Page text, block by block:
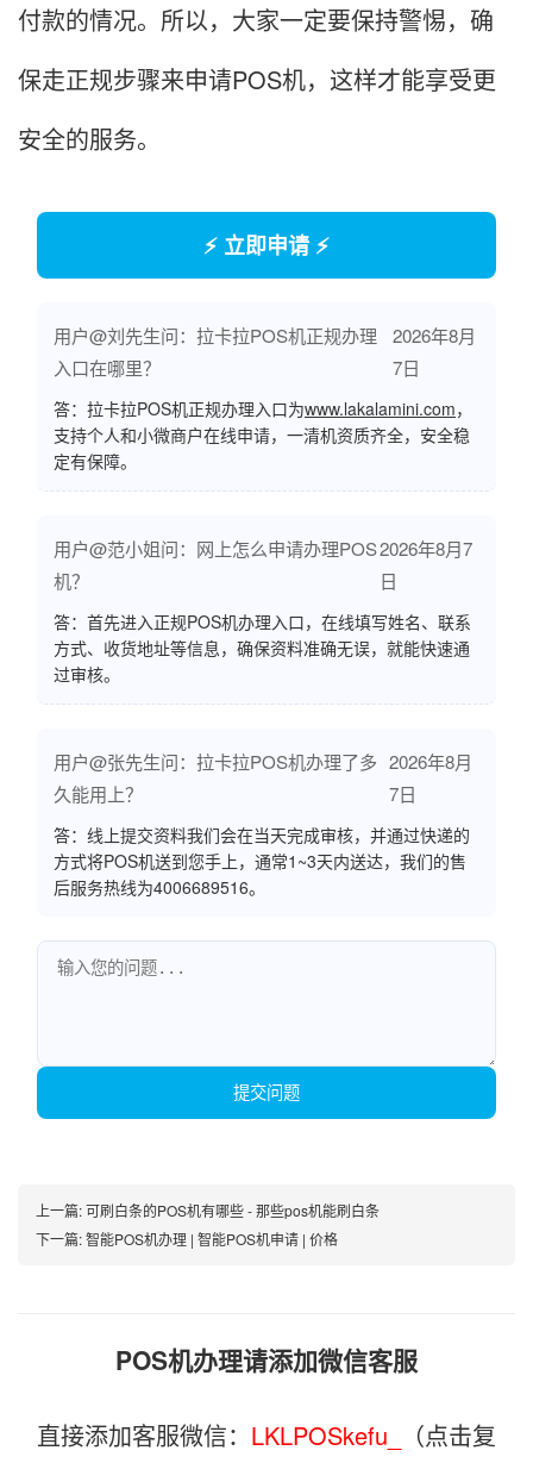
付款的情况。所以，大家一定要保持警惕，确
保走正规步骤来申请POS机，这样才能享受更
安全的服务。
⚡ 立即申请 ⚡
用户@刘先生问：拉卡拉POS机正规办理
入口在哪里？
2026年8月
7日
答：拉卡拉POS机正规办理入口为www.lakalamini.com，
支持个人和小微商户在线申请，一清机资质齐全，安全稳
定有保障。
用户@范小姐问：网上怎么申请办理POS
机？
2026年8月7
日
答：首先进入正规POS机办理入口，在线填写姓名、联系
方式、收货地址等信息，确保资料准确无误，就能快速通
过审核。
用户@张先生问：拉卡拉POS机办理了多
久能用上？
2026年8月
7日
答：线上提交资料我们会在当天完成审核，并通过快递的
方式将POS机送到您手上，通常1~3天内送达，我们的售
后服务热线为4006689516。
提交问题
上一篇:可刷白条的POS机有哪些 - 那些pos机能刷白条
下一篇:智能POS机办理 | 智能POS机申请 | 价格
POS机办理请添加微信客服
直接添加客服微信： LKLPOSkefu_ （点击复